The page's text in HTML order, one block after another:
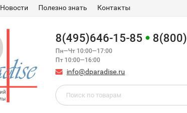
Новости Полезно знать Контакты
8(495)646-15-85
Пн—Чт 10:00—17:00
Пт 10:00—16:00
info@dparadise.ru